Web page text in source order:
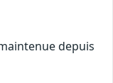
depuis